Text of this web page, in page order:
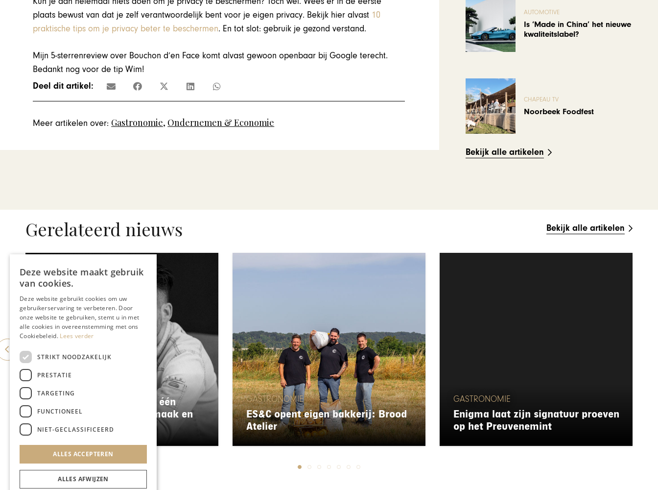
plaats bewust van dat je zelf verantwoordelijk bent voor je eigen privacy. Bekijk hier alvast 10
praktische tips om je privacy beter te beschermen. En tot slot: gebruik je gezond verstand.
Mijn 5-sterrenreview over Bouchon d’en Face komt alvast gewoon openbaar bij Google terecht.
Bedankt nog voor de tip Wim!
Deel dit artikel:
Meer artikelen over: Gastronomie, Ondernemen & Economie
AUTOMOTIVE
Is ‘Made in China’ het nieuwe
kwaliteitslabel?
CHAPEAU TV
Noorbeek Foodfest
Bekijk alle artikelen
Gerelateerd nieuws Bekijk alle artikelen
Damianz stapt over naar één
menu: meer kwaliteit, smaak en
duurzaamheid
GASTRONOMIE
ES&C opent eigen bakkerij: Brood
Atelier
GASTRONOMIE
Enigma laat zijn signatuur proeven
op het Preuvenemint
Deze website maakt gebruik
van cookies.
Deze website gebruikt cookies om uw
gebruikerservaring te verbeteren. Door
onze website te gebruiken, stemt u in met
alle cookies in overeenstemming met ons
Cookiebeleid. Lees verder
STRIKT NOODZAKELIJK
PRESTATIE
TARGETING
FUNCTIONEEL
NIET-GECLASSIFICEERD
ALLES ACCEPTEREN
ALLES AFWIJZEN